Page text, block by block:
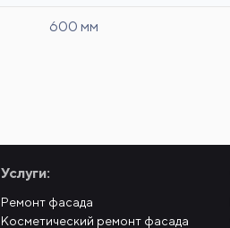
600 мм
Услуги:
Ремонт фасада
Косметический ремонт фасада